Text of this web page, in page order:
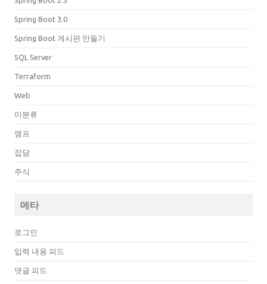
Spring Boot 3.0
Spring Boot 게시판 만들기
SQL Server
Terraform
Web
미분류
앰프
잡담
주식
메타
로그인
입력 내용 피드
댓글 피드